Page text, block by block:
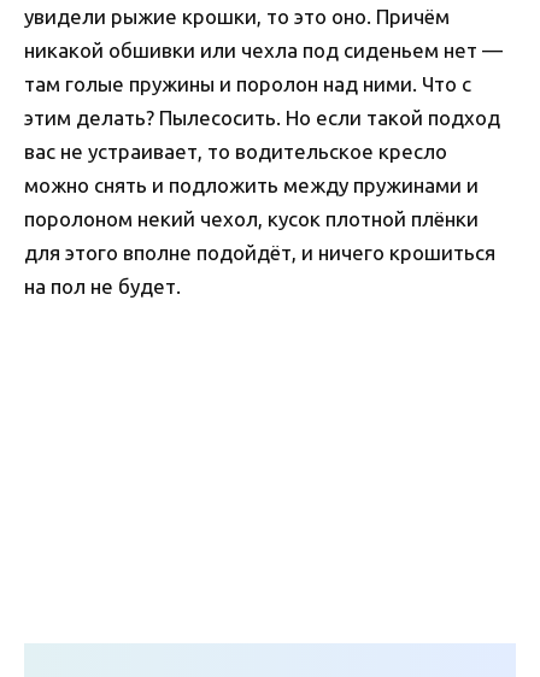
увидели рыжие крошки, то это оно. Причём
никакой обшивки или чехла под сиденьем нет —
там голые пружины и поролон над ними. Что с
этим делать? Пылесосить. Но если такой подход
вас не устраивает, то водительское кресло
можно снять и подложить между пружинами и
поролоном некий чехол, кусок плотной плёнки
для этого вполне подойдёт, и ничего крошиться
на пол не будет.